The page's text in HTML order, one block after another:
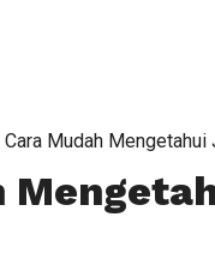
Cara Mudah